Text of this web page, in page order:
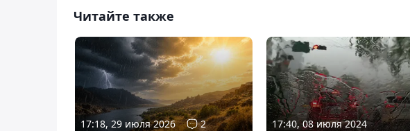
Читайте также
17:18, 29 июля 2026 2 17:40, 08 июля 2024